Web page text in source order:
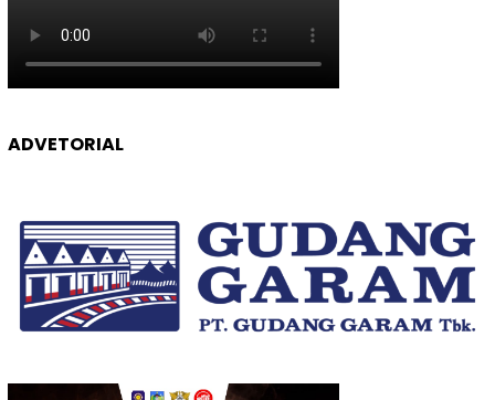
ADVETORIAL